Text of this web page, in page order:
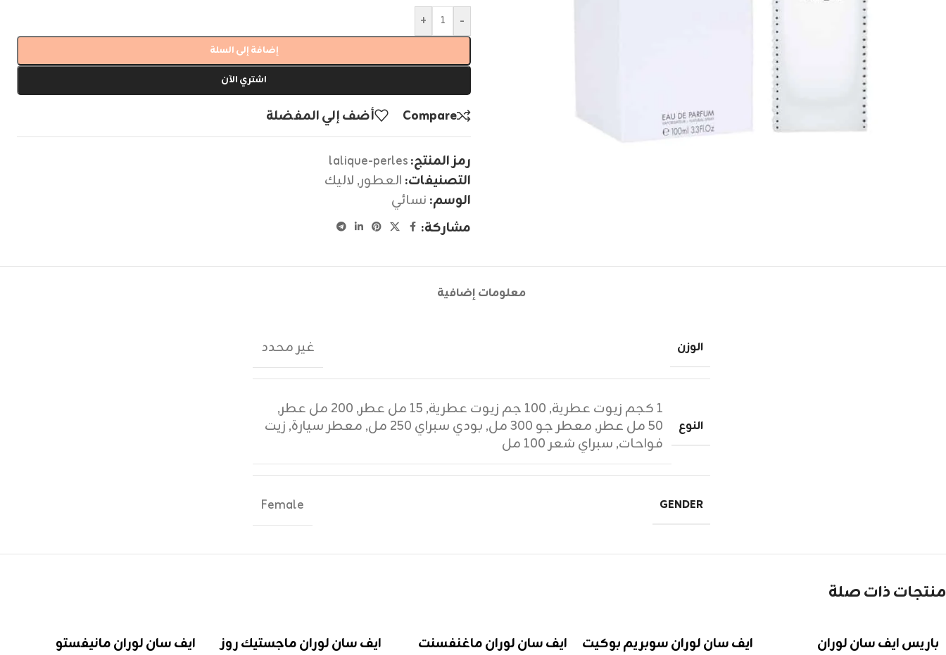
-
+
إضافة إلى السلة
اشتري الآن
Compare أضف إلي المفضلة
رمز المنتج:lalique-perles
التصنيفات: العطور, لاليك
الوسم: نسائي
مشاركة:
معلومات إضافية
الوزن غير محدد
النوع
١ كجم زيوت عطرية , ١٠٠ جم زيوت عطرية , ١٥ مل عطر , ٢٠٠ مل عطر
,
٥٠ مل عطر
, معطر جو ٣٠٠ مل , بودي سبراي ٢٥٠ مل , معطر سيارة, زيت
فواحات, سبراي شعر ١٠٠ مل
GENDER
Female
منتجات ذات صلة
باريس ايف سان لوران
ايف سان لوران سوبريم بوكيت
ايف سان لوران ماغنفسنت
ايف سان لوران ماجستيك روز
ايف سان لوران مانيفستو